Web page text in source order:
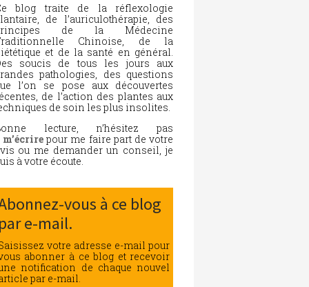
blog traite de la réflexologie
de l’auriculothérapie, des
de la Médecine
Chinoise, de la
et de la santé en général.
soucis de tous les jours aux
pathologies, des questions
l’on se pose aux découvertes
de l’action des plantes aux
de soin les plus insolites.
lecture, n’hésitez pas
m’écrire pour me faire part de votre
ou me demander un conseil, je
à votre écoute.
vous à ce blog
e-mail.
votre adresse e-mail pour
abonner à ce blog et recevoir
notification de chaque nouvel
par e-mail.